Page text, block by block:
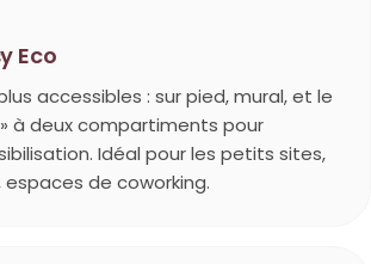
Eco
accessibles : sur pied, mural, et le
à deux compartiments pour
Idéal pour les petits sites,
de coworking.